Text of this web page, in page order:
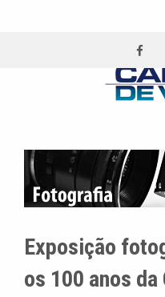
Exposição
os 100 anos